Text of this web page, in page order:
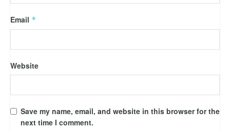
Email *
Website
Save my name, email, and website in this browser for the
next time I comment.